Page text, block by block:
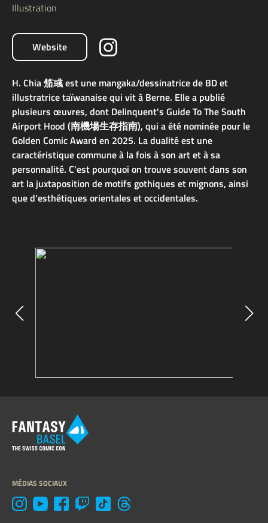
Illustration
Website
H. Chia 笳彧 est une mangaka/dessinatrice de BD et
illustratrice taïwanaise qui vit à Berne. Elle a publié
plusieurs œuvres, dont Delinquent's Guide To The South
Airport Hood (南機場生存指南), qui a été nominée pour le
Golden Comic Award en 2025. La dualité est une
caractéristique commune à la fois à son art et à sa
personnalité. C'est pourquoi on trouve souvent dans son
art la juxtaposition de motifs gothiques et mignons, ainsi
que d'esthétiques orientales et occidentales.
MÉDIAS SOCIAUX